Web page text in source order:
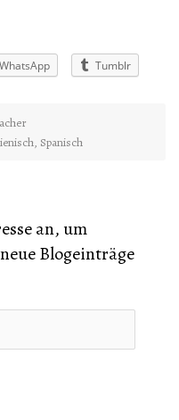
WhatsApp Tumblr
, Spanisch
an, um
Blogeinträge